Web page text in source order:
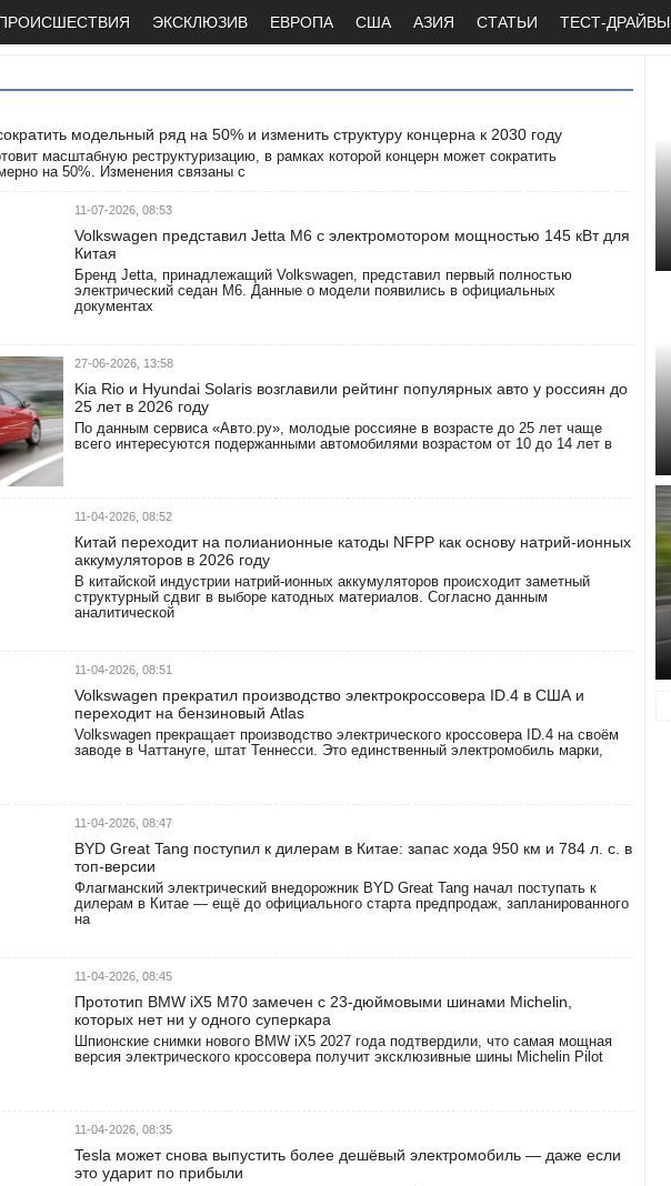
ЭКСКЛЮЗИВ ЕВРОПА США АЗИЯ СТАТЬИ ТЕСТ-ДРАЙВЫ
модельный ряд на 50% и изменить структуру концерна к 2030 году
масштабную реструктуризацию, в рамках которой концерн может сократить
на 50%. Изменения связаны с
11-07-2026, 08:53
Volkswagen представил Jetta M6 с электромотором мощностью 145 кВт для
Китая
Бренд Jetta, принадлежащий Volkswagen, представил первый полностью
электрический седан M6. Данные о модели появились в официальных
документах
27-06-2026, 13:58
Kia Rio и Hyundai Solaris возглавили рейтинг популярных авто у россиян до
25 лет в 2026 году
По данным сервиса «Авто.ру», молодые россияне в возрасте до 25 лет чаще
всего интересуются подержанными автомобилями возрастом от 10 до 14 лет в
11-04-2026, 08:52
Китай переходит на полианионные катоды NFPP как основу натрий-ионных
аккумуляторов в 2026 году
В китайской индустрии натрий-ионных аккумуляторов происходит заметный
структурный сдвиг в выборе катодных материалов. Согласно данным
аналитической
11-04-2026, 08:51
Volkswagen прекратил производство электрокроссовера ID.4 в США и
переходит на бензиновый Atlas
Volkswagen прекращает производство электрического кроссовера ID.4 на своём
заводе в Чаттануге, штат Теннесси. Это единственный электромобиль марки,
11-04-2026, 08:47
BYD Great Tang поступил к дилерам в Китае: запас хода 950 км и 784 л. с. в
топ-версии
Флагманский электрический внедорожник BYD Great Tang начал поступать к
дилерам в Китае — ещё до официального старта предпродаж, запланированного
на
11-04-2026, 08:45
Прототип BMW iX5 M70 замечен с 23-дюймовыми шинами Michelin,
которых нет ни у одного суперкара
Шпионские снимки нового BMW iX5 2027 года подтвердили, что самая мощная
версия электрического кроссовера получит эксклюзивные шины Michelin Pilot
11-04-2026, 08:35
Tesla может снова выпустить более дешёвый электромобиль — даже если
это ударит по прибыли